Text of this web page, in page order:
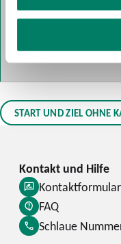
START UND ZIEL OHNE
Kontaktformular
FAQ
Schlaue